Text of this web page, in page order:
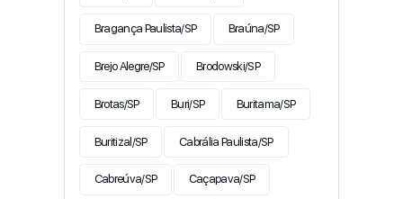
Bragança Paulista/SP Braúna/SP
Brejo Alegre/SP Brodowski/SP
Brotas/SP Buri/SP Buritama/SP
Buritizal/SP Cabrália Paulista/SP
Cabreúva/SP Caçapava/SP